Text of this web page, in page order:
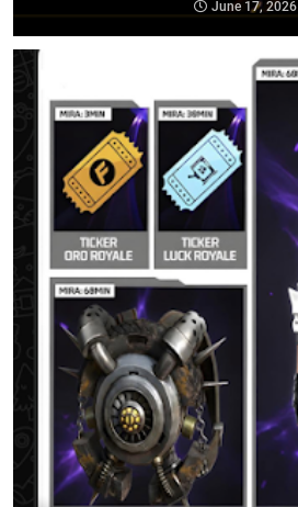
June 17, 2026